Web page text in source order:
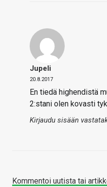
Jupeli
20.8.2017
En tiedä highendistä
2:stani olen kovasti
Kirjaudu sisään
Kommentoi uutista tai